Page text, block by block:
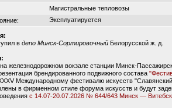
Магистральные тепловозы
Эксплуатируется
в депо Минск-Сортировочный Белорусской ж. д.
железнодорожном вокзале станции Минск-
брендированного подвижного состава
Международному фестивалю искусств
в фирменном стиле форума искусств и будут
с 14.07-20.07.2026 № 644/643 Минск —